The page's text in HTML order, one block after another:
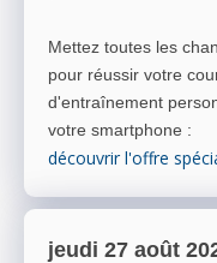
Mettez toutes les
pour réussir votre
d'entraînement
votre smartphone :
découvrir l'offre
jeudi 27 août